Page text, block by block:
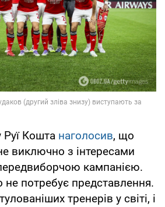
Руї Кошта наголосив, що
виключно з інтересами
кампанією.
потребує представлення.
тренерів у світі, і